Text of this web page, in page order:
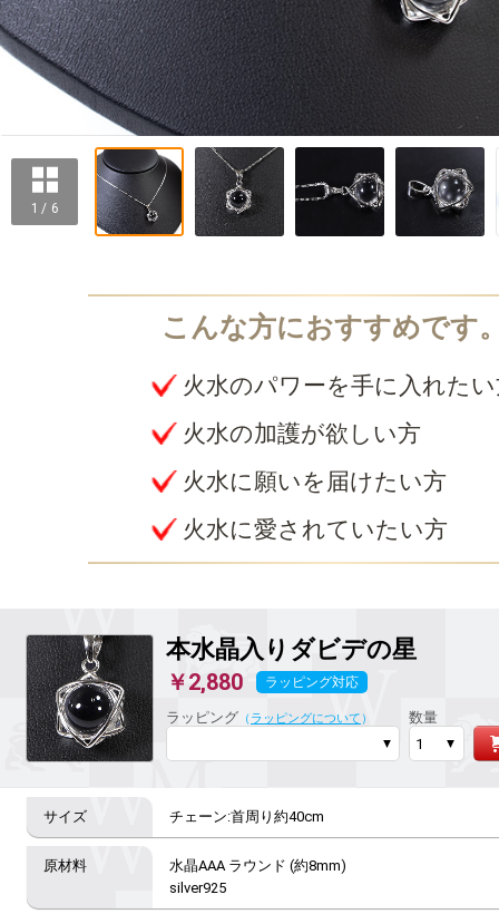
1 / 6
火水のパワーを手に入れた
火水の加護が欲しい方
火水に願いを届けたい方
火水に愛されていたい方
本水晶入りダビデの星
￥2,880 ラッピング対応
ラッピング （ ラッピングについて ） 数量
チェーン:首周り約40cm
水晶AAA ラウンド (約8mm)
silver925